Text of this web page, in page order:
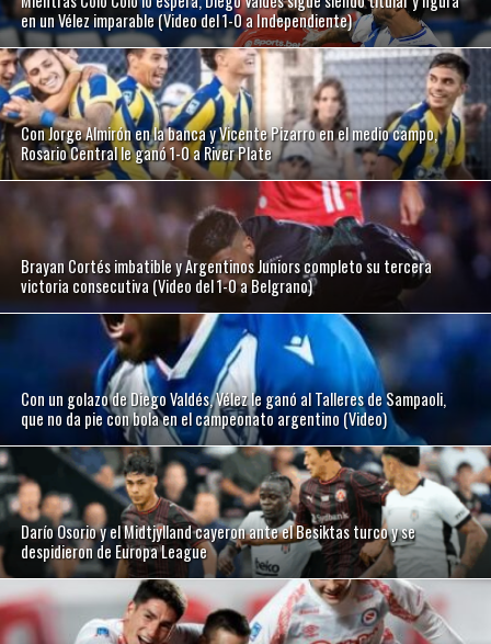
en un Vélez imparable (Video del 1-0 a Independiente)
Con Jorge Almirón en la banca y Vicente Pizarro en el medio campo,
Rosario Central le ganó 1-0 a River Plate
Brayan Cortés imbatible y Argentinos Juniors completo su tercera
victoria consecutiva (Video del 1-0 a Belgrano)
Con un golazo de Diego Valdés, Vélez le ganó al Talleres de Sampaoli,
que no da pie con bola en el campeonato argentino (Video)
Darío Osorio y el Midtjylland cayeron ante el Besiktas turco y se
despidieron de Europa League